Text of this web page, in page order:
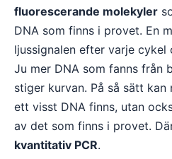
fluorescerande molekyler
DNA som finns i provet. En
ljussignalen efter varje cykel
Ju mer DNA som fanns från
stiger kurvan. På så sätt
ett visst DNA finns, utan
av det som finns i provet.
kvantitativ PCR.